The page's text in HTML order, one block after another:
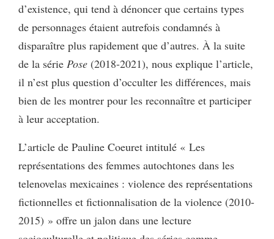
d’existence, qui tend à dénoncer que certains types
de personnages étaient autrefois condamnés à
disparaître plus rapidement que d’autres. À la suite
de la série Pose (2018-2021), nous explique l’article,
il n’est plus question d’occulter les différences, mais
bien de les montrer pour les reconnaître et participer
à leur acceptation.
L’article de Pauline Coeuret intitulé « Les
représentations des femmes autochtones dans les
telenovelas mexicaines : violence des représentations
fictionnelles et fictionnalisation de la violence (2010-
2015) » offre un jalon dans une lecture